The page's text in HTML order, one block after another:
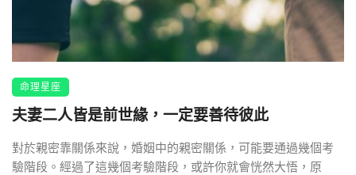
命理星座
夫妻二人皆是前世緣，一定要善待彼此
對於親密靠關係來說，婚姻中的親密關係，可能要通過幾個考
驗階段。經過了這幾個考驗階段，或許你就會恍然大悟，原